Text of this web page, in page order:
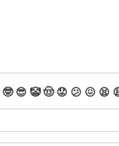
🤓 😎 🤡🤠 😟 😕 😖 😫